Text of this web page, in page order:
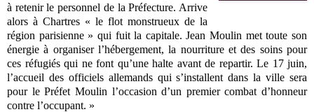
à retenir le personnel de la Préfecture. Arrive
alors à Chartres « le flot monstrueux de la
région parisienne » qui fuit la capitale. Jean Moulin met toute son
énergie à organiser l’hébergement, la nourriture et des soins pour
ces réfugiés qui ne font qu’une halte avant de repartir. Le 17 juin,
l’accueil des officiels allemands qui s’installent dans la ville sera
pour le Préfet Moulin l’occasion d’un premier combat d’honneur
contre l’occupant. »